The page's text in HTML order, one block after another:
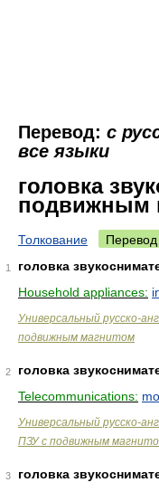
Перевод: с
все языки
головка
подвижным
Толкование Перевод
1
головка
Household appliances:
Универсальный русско-
подвижным магнитом
2
головка
Telecommunications:
Универсальный русско-
ПЗУ с подвижным
3
головка